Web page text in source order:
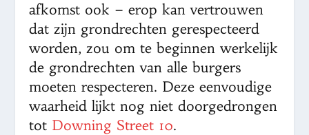
afkomst ook – erop kan vertrouwen
dat zijn grondrechten gerespecteerd
worden, zou om te beginnen werkelijk
de grondrechten van alle burgers
moeten respecteren. Deze eenvoudige
waarheid lijkt nog niet doorgedrongen
tot Downing Street 10.